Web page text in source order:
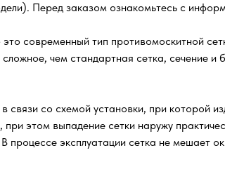
Перед заказом ознакомьтесь с
современный тип противомоскитной
чем стандартная сетка, сечение
связи со схемой установки, при которой
этом выпадение сетки наружу
эксплуатации сетка не мешает